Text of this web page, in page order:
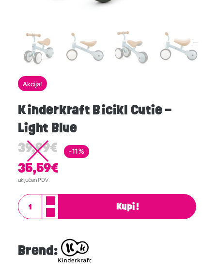
Akcija!
Kinderkraft Bicikl Cutie –
Light Blue
39,99€
35,59€
uključen PDV
-11%
Kupi!
Brend: